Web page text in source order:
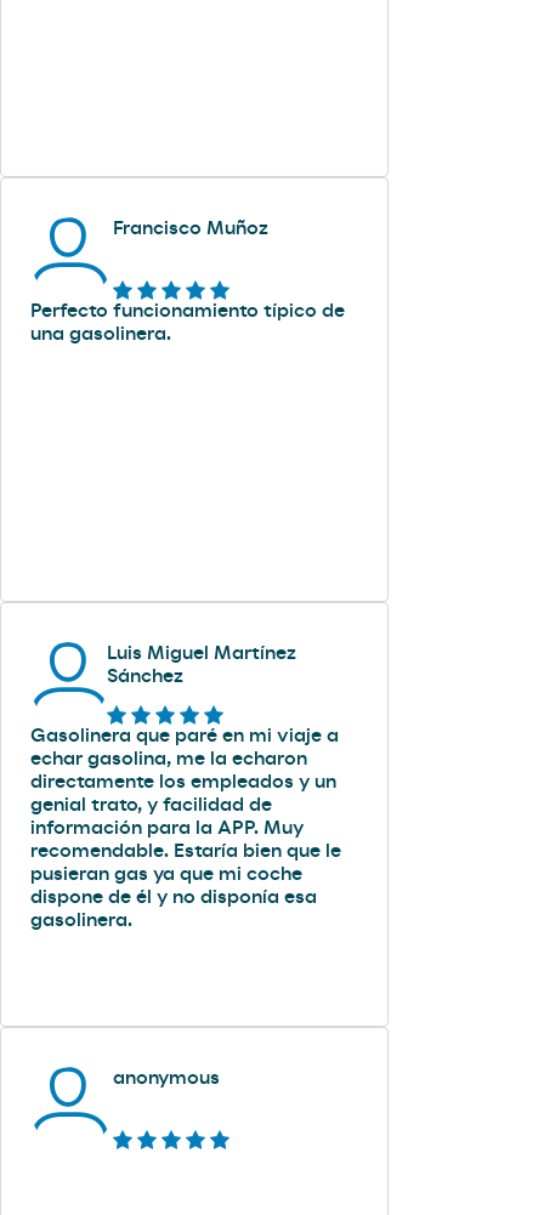
Francisco Muñoz
Perfecto funcionamiento típico de
una gasolinera.
Luis Miguel Martínez
Sánchez
Gasolinera que paré en mi viaje a
echar gasolina, me la echaron
directamente los empleados y un
genial trato, y facilidad de
información para la APP. Muy
recomendable. Estaría bien que le
pusieran gas ya que mi coche
dispone de él y no disponía esa
gasolinera.
anonymous